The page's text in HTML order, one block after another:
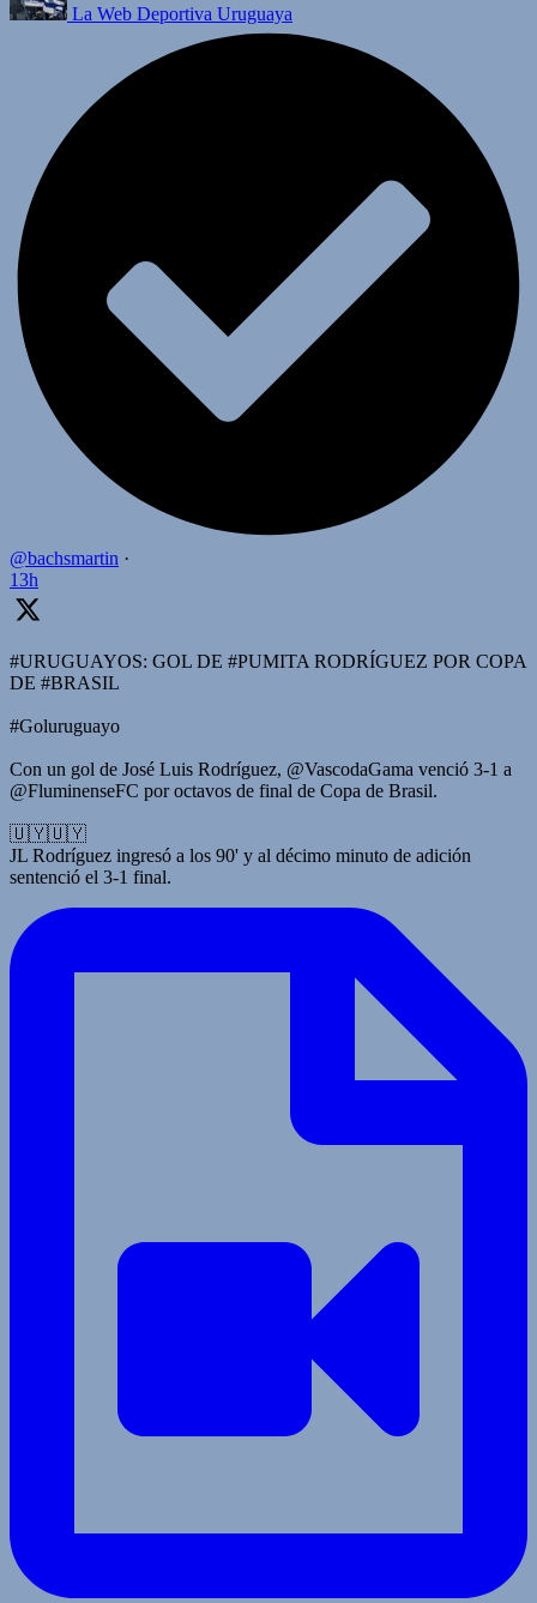
La Web Deportiva Uruguaya
@bachsmartin ·
13h
#URUGUAYOS: GOL DE #PUMITA RODRÍGUEZ POR COPA
DE #BRASIL
#Goluruguayo
Con un gol de José Luis Rodríguez, @VascodaGama venció 3-1 a
@FluminenseFC por octavos de final de Copa de Brasil.
🇺🇾🇺🇾
JL Rodríguez ingresó a los 90' y al décimo minuto de adición
sentenció el 3-1 final.